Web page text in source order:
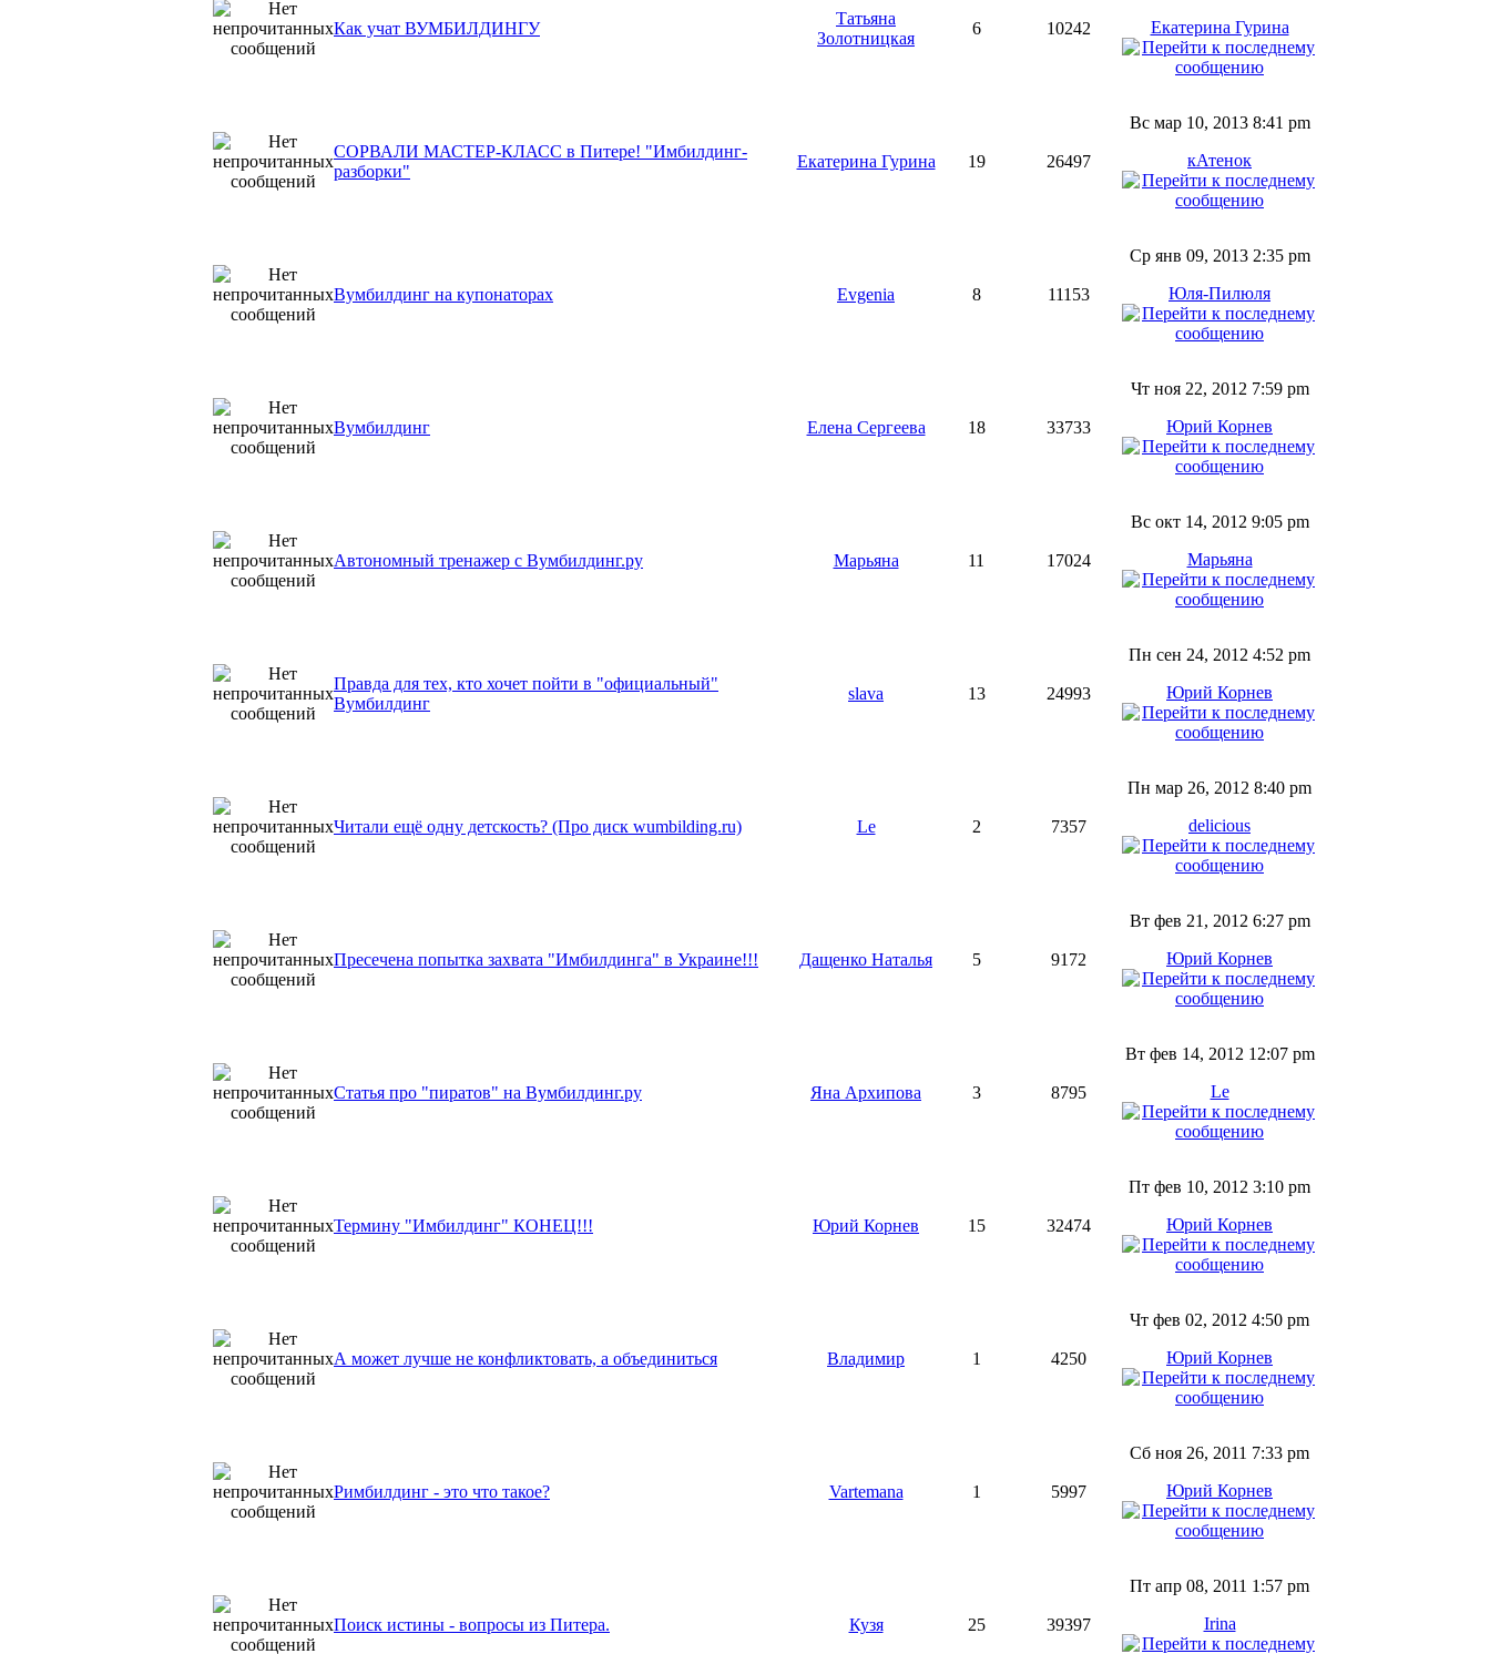
Как учат ВУМБИЛДИНГУ
Татьяна
Золотницкая
6 10242
Екатерина Гурина
СОРВАЛИ МАСТЕР-КЛАСС в Питере! "Имбилдинг-
разборки"
Екатерина Гурина 19 26497
Вс мар 10, 2013 8:41 pm
кАтенок
Вумбилдинг на купонаторах Evgenia 8 11153
Ср янв 09, 2013 2:35 pm
Юля-Пилюля
Вумбилдинг Елена Сергеева 18 33733
Чт ноя 22, 2012 7:59 pm
Юрий Корнев
Автономный тренажер с Вумбилдинг.ру Марьяна 11 17024
Вс окт 14, 2012 9:05 pm
Марьяна
Правда для тех, кто хочет пойти в "официальный"
Вумбилдинг
slava 13 24993
Пн сен 24, 2012 4:52 pm
Юрий Корнев
Читали ещё одну детскость? (Про диск wumbilding.ru) Le 2 7357
Пн мар 26, 2012 8:40 pm
delicious
Пресечена попытка захвата "Имбилдинга" в Украине!!! Дащенко Наталья 5 9172
Вт фев 21, 2012 6:27 pm
Юрий Корнев
Статья про "пиратов" на Вумбилдинг.ру Яна Архипова 3 8795
Вт фев 14, 2012 12:07 pm
Le
Термину "Имбилдинг" КОНЕЦ!!! Юрий Корнев 15 32474
Пт фев 10, 2012 3:10 pm
Юрий Корнев
А может лучше не конфликтовать, а объединиться Владимир 1 4250
Чт фев 02, 2012 4:50 pm
Юрий Корнев
Римбилдинг - это что такое? Vartemana 1 5997
Сб ноя 26, 2011 7:33 pm
Юрий Корнев
Поиск истины - вопросы из Питера. Кузя 25 39397
Пт апр 08, 2011 1:57 pm
Irina